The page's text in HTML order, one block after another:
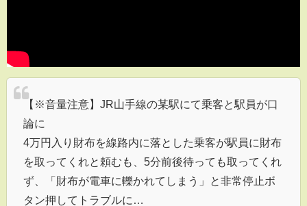
【※音量注意】JR山手線の某駅にて乗客と駅員が口
論に
4万円入り財布を線路内に落とした乗客が駅員に財布
を取ってくれと頼むも、5分前後待っても取ってくれ
ず、「財布が電車に轢かれてしまう」と非常停止ボ
タン押してトラブルに…